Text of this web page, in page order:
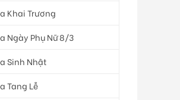
Khai Trương
Ngày Phụ Nữ 8/3
Sinh Nhật
Tang Lễ